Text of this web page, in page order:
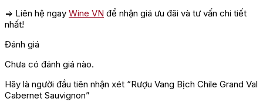
=> Liên hệ ngay Wine VN để nhận giá ưu đãi và tư vấn chi tiết
nhất!
Đánh giá
Chưa có đánh giá nào.
Hãy là người đầu tiên nhận xét “Rượu Vang Bịch Chile Grand Val
Cabernet Sauvignon”